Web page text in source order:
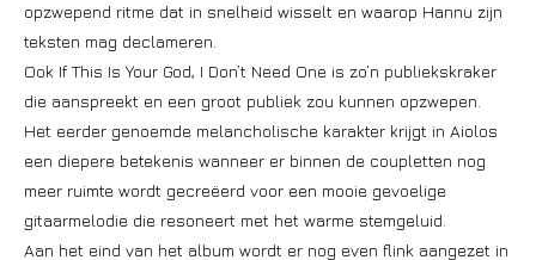
opzwepend ritme dat in snelheid wisselt en waarop Hannu zijn
teksten mag declameren.
Ook If This Is Your God, I Don’t Need One is zo’n publiekskraker
die aanspreekt en een groot publiek zou kunnen opzwepen.
Het eerder genoemde melancholische karakter krijgt in Aiolos
een diepere betekenis wanneer er binnen de coupletten nog
meer ruimte wordt gecreëerd voor een mooie gevoelige
gitaarmelodie die resoneert met het warme stemgeluid.
Aan het eind van het album wordt er nog even flink aangezet in